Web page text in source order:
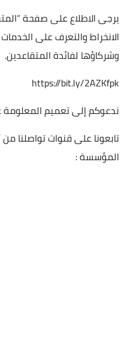
يرجى الاطلاع على صفحة
الانخراط والتعرف على
وشركاؤها لفائدة المتقاعدين.
https://bit.ly/2AZKfpk
ندعوكم إلى تعميم
تابعونا على قنوات تواصلنا
المؤسسة :